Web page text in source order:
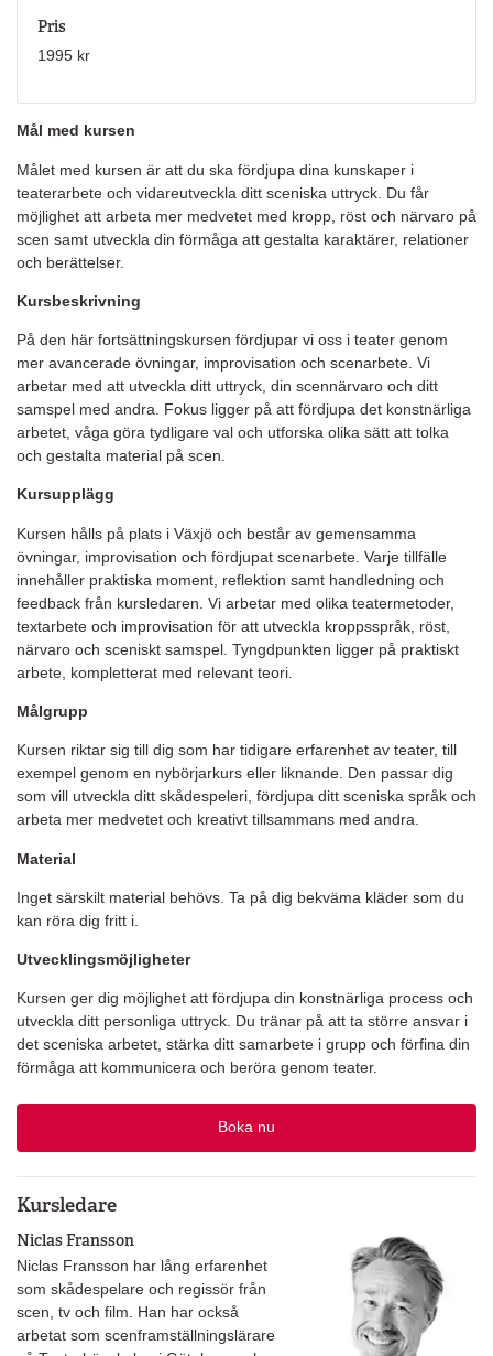
Mål med kursen
Målet med kursen är att du ska fördjupa dina kunskaper i
teaterarbete och vidareutveckla ditt sceniska uttryck. Du får
möjlighet att arbeta mer medvetet med kropp, röst och närvaro på
scen samt utveckla din förmåga att gestalta karaktärer, relationer
och berättelser.
Kursbeskrivning
På den här fortsättningskursen fördjupar vi oss i teater genom
mer avancerade övningar, improvisation och scenarbete. Vi
arbetar med att utveckla ditt uttryck, din scennärvaro och ditt
samspel med andra. Fokus ligger på att fördjupa det konstnärliga
arbetet, våga göra tydligare val och utforska olika sätt att tolka
och gestalta material på scen.
Kursupplägg
Kursen hålls på plats i Växjö och består av gemensamma
övningar, improvisation och fördjupat scenarbete. Varje tillfälle
innehåller praktiska moment, reflektion samt handledning och
feedback från kursledaren. Vi arbetar med olika teatermetoder,
textarbete och improvisation för att utveckla kroppsspråk, röst,
närvaro och sceniskt samspel. Tyngdpunkten ligger på praktiskt
arbete, kompletterat med relevant teori.
Målgrupp
Kursen riktar sig till dig som har tidigare erfarenhet av teater, till
exempel genom en nybörjarkurs eller liknande. Den passar dig
som vill utveckla ditt skådespeleri, fördjupa ditt sceniska språk och
arbeta mer medvetet och kreativt tillsammans med andra.
Material
Inget särskilt material behövs. Ta på dig bekväma kläder som du
kan röra dig fritt i.
Utvecklingsmöjligheter
Kursen ger dig möjlighet att fördjupa din konstnärliga process och
utveckla ditt personliga uttryck. Du tränar på att ta större ansvar i
det sceniska arbetet, stärka ditt samarbete i grupp och förfina din
förmåga att kommunicera och beröra genom teater.
Boka nu
Kursledare
Niclas Fransson
Niclas Fransson har lång erfarenhet
som skådespelare och regissör från
scen, tv och film. Han har också
arbetat som scenframställningslärare
Pris
1995 kr